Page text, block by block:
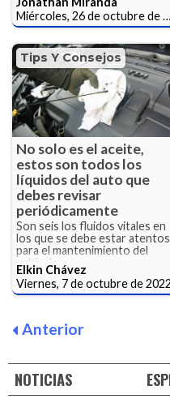
Miércoles, 26 de octubre de 2022
Tips Y Consejos
No solo es el aceite,
estos son todos los
líquidos del auto que
debes revisar
periódicamente
Son seis los fluidos vitales en
los que se debe estar atentos
para el mantenimiento del
vehículo.
Elkin Chávez
Viernes, 7 de octubre de 2022
Anterior
NOTICIAS